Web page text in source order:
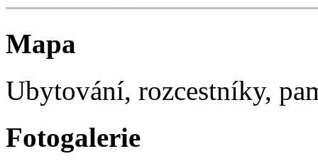
Mapa
Ubytování, rozcestníky,
Fotogalerie